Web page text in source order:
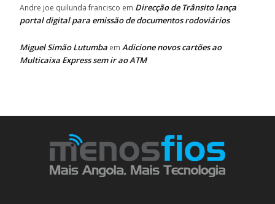
Andre joe quilunda francisco em Direcção de Trânsito lança
portal digital para emissão de documentos rodoviários
Miguel Simão Lutumba em Adicione novos cartões ao
Multicaixa Express sem ir ao ATM